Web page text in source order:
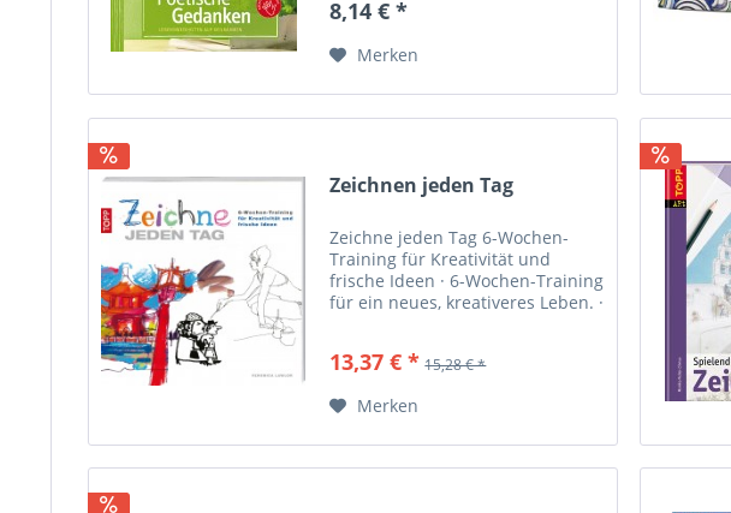
Autorin Alice Rögele ihre
Schritt bebildert. · Für jeden...
8,14 € *
Merken
Zeichnen jeden Tag
Zeichne jeden Tag 6-Wochen-
Training für Kreativität und
frische Ideen · 6-Wochen-Training
für ein neues, kreativeres Leben. ·
lebendig halten. · Experimentiert
13,37 € * 15,28 € *
Merken